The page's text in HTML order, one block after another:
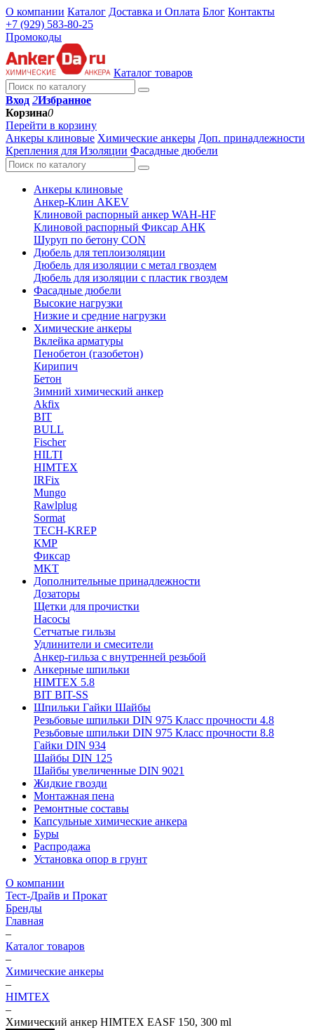
О компании Каталог Доставка и Оплата Блог Контакты
+7 (929) 583-80-25
Промокоды
Каталог товаров
Вход 2Избранное
Корзина0
Перейти в корзину
Анкеры клиновые Химические анкеры Доп. принадлежности
Крепления для Изоляции Фасадные дюбели
Анкеры клиновые
Анкер-Клин AKEV
Клиновой распорный анкер WAH-HF
Клиновой распорный Фиксар АНК
Шуруп по бетону CON
Дюбель для теплоизоляции
Дюбель для изоляции с метал гвоздем
Дюбель для изоляции с пластик гвоздем
Фасадные дюбели
Высокие нагрузки
Низкие и средние нагрузки
Химические анкеры
Вклейка арматуры
Пенобетон (газобетон)
Кирипич
Бетон
Зимний химический анкер
Akfix
BIT
BULL
Fischer
HILTI
HIMTEX
IRFix
Mungo
Rawlplug
Sormat
TECH-KREP
КМР
Фиксар
MKT
Дополнительные принадлежности
Дозаторы
Щетки для прочистки
Насосы
Сетчатые гильзы
Удлинители и смесители
Анкер-гильза с внутренней резьбой
Анкерные шпильки
HIMTEX 5.8
BIT BIT-SS
Шпильки Гайки Шайбы
Резьбовые шпильки DIN 975 Класс прочности 4.8
Резьбовые шпильки DIN 975 Класс прочности 8.8
Гайки DIN 934
Шайбы DIN 125
Шайбы увеличенные DIN 9021
Жидкие гвозди
Монтажная пена
Ремонтные составы
Капсульные химические анкера
Буры
Распродажа
Установка опор в грунт
О компании
Тест-Драйв и Прокат
Бренды
Главная
–
Каталог товаров
–
Химические анкеры
–
HIMTEX
–
Химический анкер HIMTEX EASF 150, 300 ml